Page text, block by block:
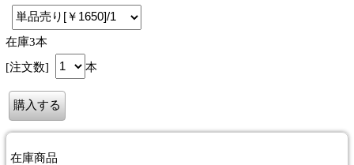
在庫3本
[注文数]
本
在庫商品